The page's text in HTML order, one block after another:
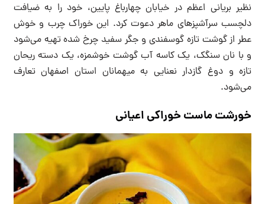
نظیر بریانی اعظم در خیابان چهارباغ پایین، خود را به ضیافت
دلچسب سرآشپزهای ماهر دعوت کرد. این خوراک چرب و خوش
عطر از گوشت تازه گوسفندی و جگر سفید چرخ شده تهیه می‌شود‌
و با نان سنگک، یک کاسه آب گوشت خوشمزه، یک دسته ریحان
تازه و دوغ گازدار نعنایی به میهمانان استان اصفهان تعارف
می‌شود.
خورشت ماست خوراکی اعیانی